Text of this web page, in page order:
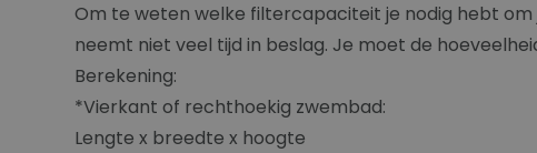
Om te weten welke filtercapaciteit je nodig hebt
neemt niet veel tijd in beslag. Je moet de
Berekening:
*Vierkant of rechthoekig zwembad:
Lengte x breedte x hoogte